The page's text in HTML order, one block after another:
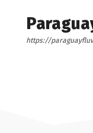
https://